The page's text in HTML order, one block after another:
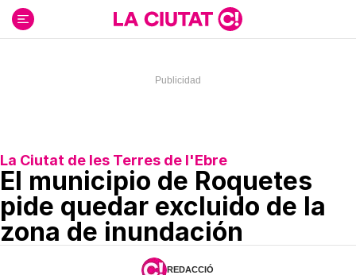
contenido
La Ciutat de les Terres de l'Ebre
El municipio de Roquetes
pide quedar excluido de la
zona de inundación
REDACCIÓ